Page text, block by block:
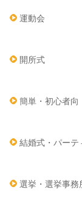
運動会
開所式
簡単・初心者向
結婚式・パーテ
選挙・選挙事務